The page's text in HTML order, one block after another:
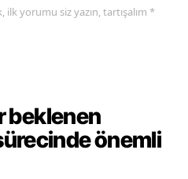
yorumu siz yazın, tartışalım *
beklenen
önemli